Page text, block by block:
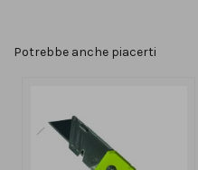
Potrebbe anche piacerti